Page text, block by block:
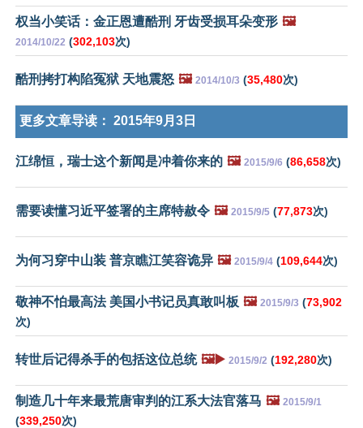
权当小笑话：金正恩遭酷刑 牙齿受损耳朵变形 🖼️
2014/10/22 (302,103次)
酷刑拷打构陷冤狱 天地震怒 🖼️ 2014/10/3 (35,480次)
更多文章导读： 2015年9月3日
江绵恒，瑞士这个新闻是冲着你来的 🖼️ 2015/9/6 (86,658次)
需要读懂习近平签署的主席特赦令 🖼️ 2015/9/5 (77,873次)
为何习穿中山装 普京瞧江笑容诡异 🖼️ 2015/9/4 (109,644次)
敬神不怕最高法 美国小书记员真敢叫板 🖼️ 2015/9/3 (73,902
次)
转世后记得杀手的包括这位总统 🖼️▶️ 2015/9/2 (192,280次)
制造几十年来最荒唐审判的江系大法官落马 🖼️ 2015/9/1
(339,250次)